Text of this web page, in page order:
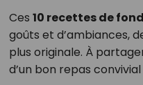
Ces 10 recettes de
goûts et d’ambiances,
plus originale. À
d’un bon repas convivial